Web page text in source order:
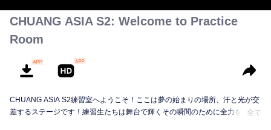
CHUANG ASIA S2: Welcome to Practice
Room
CHUANG ASIA S2練習室へようこそ！ここは夢の始まりの場所、汗と光が交
差するステージです！練習生たちは舞台で輝くその瞬間のために全力を尽く
全て